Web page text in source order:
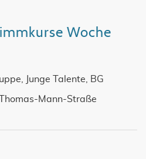
Woche
Junge Talente, BG
Mann-Straße